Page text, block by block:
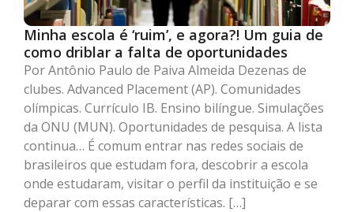
Minha escola é ‘ruim’, e agora?! Um guia de
como driblar a falta de oportunidades
Por Antônio Paulo de Paiva Almeida Dezenas de
clubes. Advanced Placement (AP). Comunidades
olímpicas. Currículo IB. Ensino bilíngue. Simulações
da ONU (MUN). Oportunidades de pesquisa. A lista
continua… É comum entrar nas redes sociais de
brasileiros que estudam fora, descobrir a escola
onde estudaram, visitar o perfil da instituição e se
deparar com essas características. […]